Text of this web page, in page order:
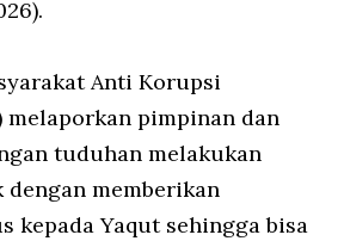
Anti Korupsi
melaporkan pimpinan dan
tuduhan melakukan
memberikan
kepada Yaqut sehingga bisa